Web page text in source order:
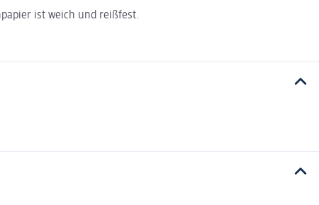
ist weich und reißfest.